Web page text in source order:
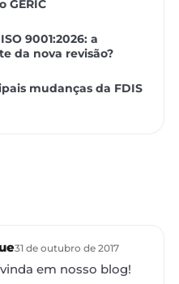
GERIC
9001:2026: a
da nova revisão?
mudanças da FDIS
31 de outubro de 2017
em nosso blog!